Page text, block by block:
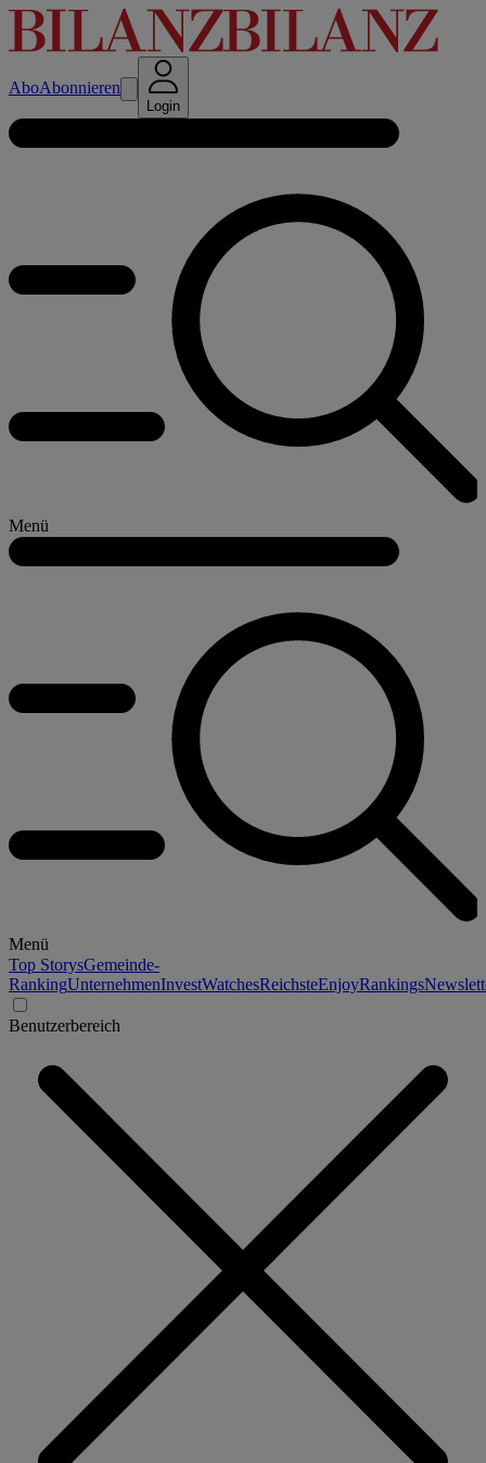
AboAbonnieren
Login
Menü
Menü
Top StorysGemeinde-
RankingUnternehmenInvestWatchesReichsteEnjoyRankings
Benutzerbereich